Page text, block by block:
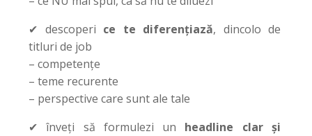
✔ descoperi ce te diferențiază, dincolo de
titluri de job
– competențe
– teme recurente
– perspective care sunt ale tale
✔ înveți să formulezi un headline clar și